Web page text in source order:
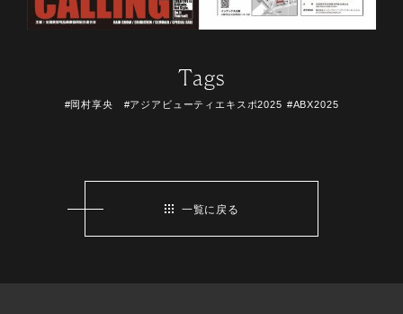
Tags
#岡村享央 #アジアビューティエキスポ2025 #ABX2025
一覧に戻る